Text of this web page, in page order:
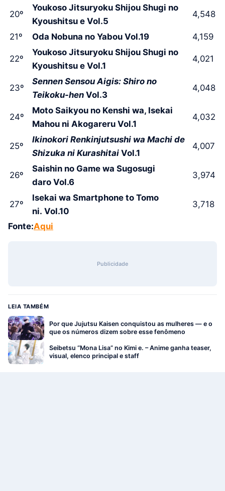
20º
Youkoso Jitsuryoku Shijou Shugi no
Kyoushitsu e Vol.5
4,548
21º Oda Nobuna no Yabou Vol.19 4,159
22º
Youkoso Jitsuryoku Shijou Shugi no
Kyoushitsu e Vol.1
4,021
23º
Sennen Sensou Aigis: Shiro no
Teikoku-hen Vol.3
4,048
24º
Moto Saikyou no Kenshi wa, Isekai
Mahou ni Akogareru Vol.1
4,032
25º
Ikinokori Renkinjutsushi wa Machi de
Shizuka ni Kurashitai Vol.1
4,007
26º
Saishin no Game wa Sugosugi
daro Vol.6
3,974
27º
Isekai wa Smartphone to Tomo
ni. Vol.10
3,718
Fonte:Aqui
Publicidade
LEIA TAMBÉM
Por que Jujutsu Kaisen conquistou as mulheres — e o
que os números dizem sobre esse fenômeno
Seibetsu “Mona Lisa” no Kimi e. – Anime ganha teaser,
visual, elenco principal e staff